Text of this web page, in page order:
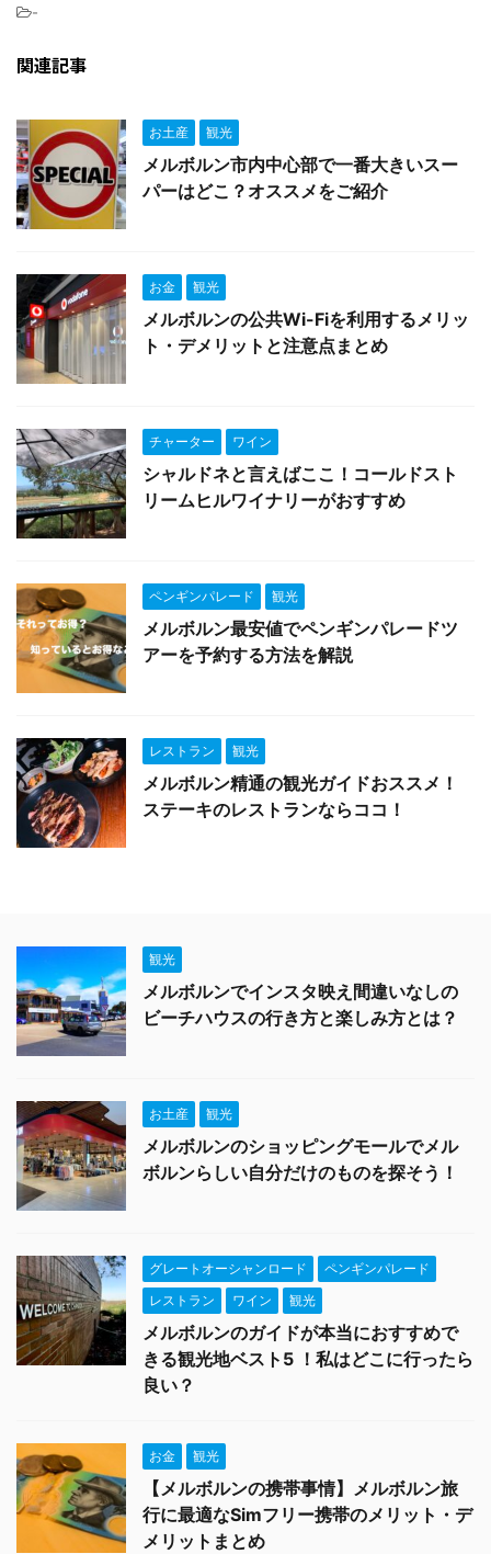
-
関連記事
お土産 観光
メルボルン市内中心部で一番大きいスー
パーはどこ？オススメをご紹介
お金 観光
メルボルンの公共Wi-Fiを利用するメリッ
ト・デメリットと注意点まとめ
チャーター ワイン
シャルドネと言えばここ！コールドスト
リームヒルワイナリーがおすすめ
ペンギンパレード 観光
メルボルン最安値でペンギンパレードツ
アーを予約する方法を解説
レストラン 観光
メルボルン精通の観光ガイドおススメ！
ステーキのレストランならココ！
観光
メルボルンでインスタ映え間違いなしの
ビーチハウスの行き方と楽しみ方とは？
お土産 観光
メルボルンのショッピングモールでメル
ボルンらしい自分だけのものを探そう！
グレートオーシャンロード
ペンギンパレード
レストラン
ワイン 観光
メルボルンのガイドが本当におすすめで
きる観光地ベスト5 ！私はどこに行ったら
良い？
お金 観光
【メルボルンの携帯事情】メルボルン旅
行に最適なSimフリー携帯のメリット・デ
メリットまとめ